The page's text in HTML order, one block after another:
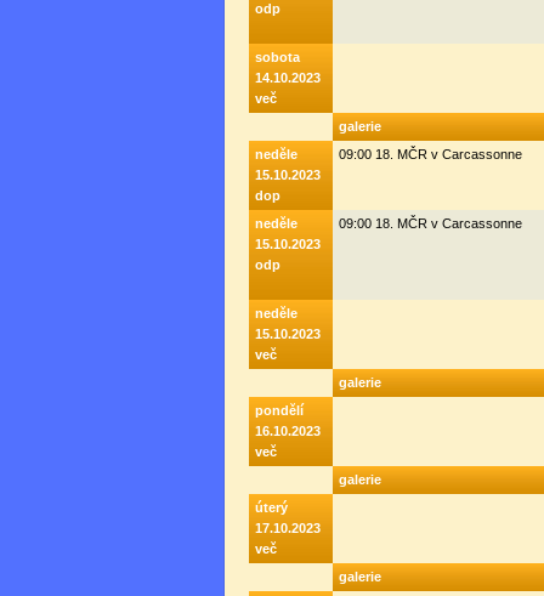
odp
sobota
14.10.2023
več
galerie
neděle
15.10.2023
dop
09:00 18. MČR v Carcassonne
neděle
15.10.2023
odp
09:00 18. MČR v Carcassonne
neděle
15.10.2023
več
galerie
pondělí
16.10.2023
več
galerie
úterý
17.10.2023
več
galerie